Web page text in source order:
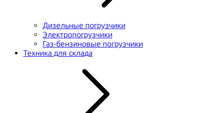
Дизельные погрузчики
Электропогрузчики
Газ-бензиновые погрузчики
Техника для склада